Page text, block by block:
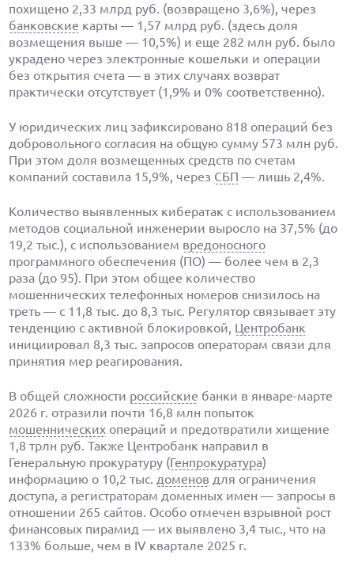
похищено 2,33 млрд руб. (возвращено 3,6%), через
банковские карты — 1,57 млрд руб. (здесь доля
возмещения выше — 10,5%) и еще 282 млн руб. было
украдено через электронные кошельки и операции
без открытия счета — в этих случаях возврат
практически отсутствует (1,9% и 0% соответственно).
У юридических лиц зафиксировано 818 операций без
добровольного согласия на общую сумму 573 млн руб.
При этом доля возмещенных средств по счетам
компаний составила 15,9%, через СБП — лишь 2,4%.
Количество выявленных кибератак с использованием
методов социальной инженерии выросло на 37,5% (до
19,2 тыс.), с использованием вредоносного
программного обеспечения (ПО) — более чем в 2,3
раза (до 95). При этом общее количество
мошеннических телефонных номеров снизилось на
треть — с 11,8 тыс. до 8,3 тыс. Регулятор связывает эту
тенденцию с активной блокировкой, Центробанк
инициировал 8,3 тыс. запросов операторам связи для
принятия мер реагирования.
В общей сложности российские банки в январе-марте
2026 г. отразили почти 16,8 млн попыток
мошеннических операций и предотвратили хищение
1,8 трлн руб. Также Центробанк направил в
Генеральную прокуратуру (Генпрокуратура)
информацию о 10,2 тыс. доменов для ограничения
доступа, а регистраторам доменных имен — запросы в
отношении 265 сайтов. Особо отмечен взрывной рост
финансовых пирамид — их выявлено 3,4 тыс., что на
133% больше, чем в IV квартале 2025 г.